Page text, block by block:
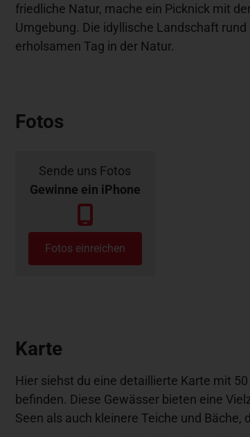
friedliche Natur, mache ein Picknick mit
Umgebung. Die idyllische Landschaft
erholsamen Tag in der Natur.
Fotos
Sende uns Fotos
Gewinne ein iPhone
Fotos einreichen
Karte
Hier siehst du eine detaillierte Karte mit
befinden. Diese Gewässer bieten eine
Seen als auch kleinere Teiche und Bäche,